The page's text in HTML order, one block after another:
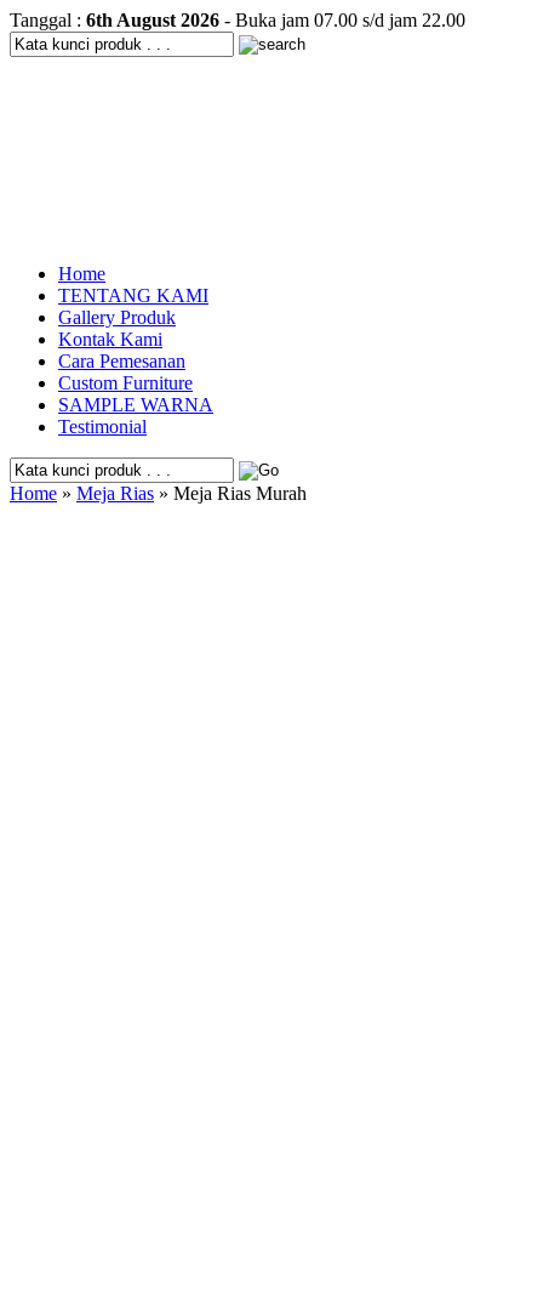
Tanggal : 6th August 2026 - Buka jam 07.00 s/d jam 22.00
Home
TENTANG KAMI
Gallery Produk
Kontak Kami
Cara Pemesanan
Custom Furniture
SAMPLE WARNA
Testimonial
Home » Meja Rias » Meja Rias Murah